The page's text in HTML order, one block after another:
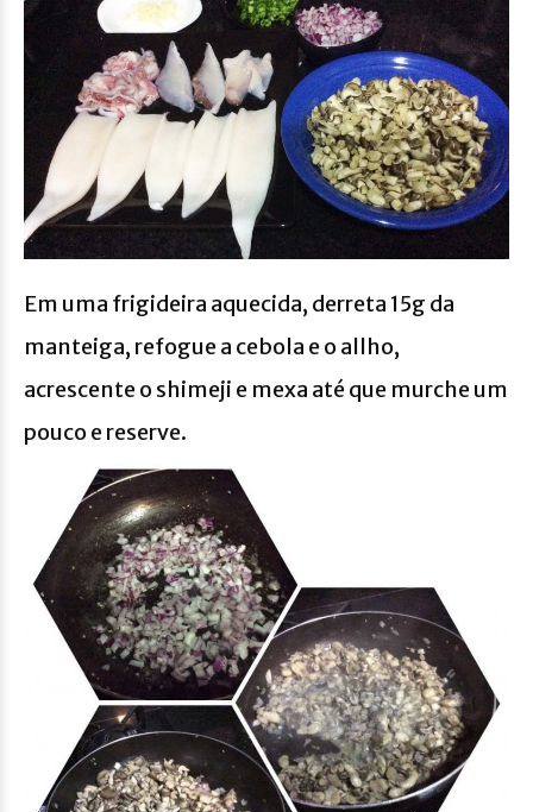
Em uma frigideira aquecida, derreta 15g da
manteiga, refogue a cebola e o allho,
acrescente o shimeji e mexa até que murche um
pouco e reserve.